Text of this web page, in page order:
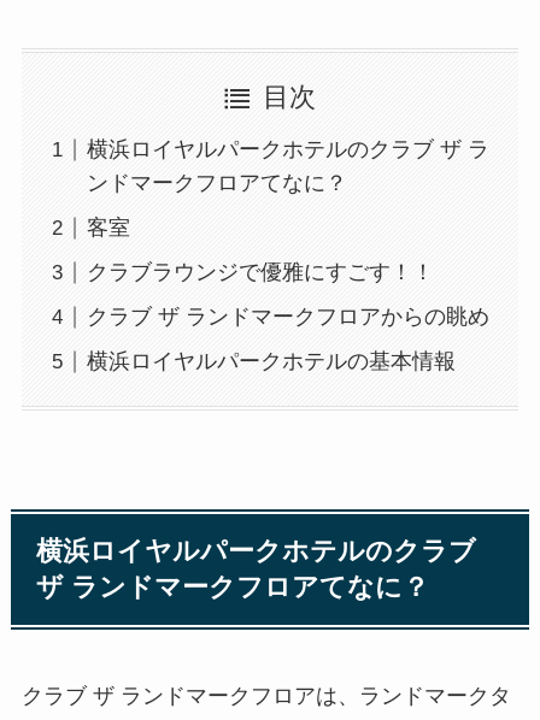
目次
横浜ロイヤルパークホテルのクラブ ザ ラ
ンドマークフロアてなに？
客室
クラブラウンジで優雅にすごす！！
クラブ ザ ランドマークフロアからの眺め
横浜ロイヤルパークホテルの基本情報
横浜ロイヤルパークホテルのクラブ
ザ ランドマークフロアてなに？
クラブ ザ ランドマークフロアは、ランドマークタ